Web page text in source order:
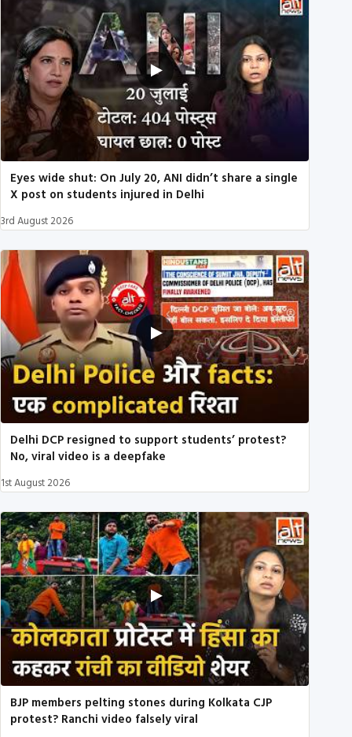
Eyes wide shut: On July 20, ANI didn’t share a single
X post on students injured in Delhi
3rd August 2026
Delhi DCP resigned to support students’ protest?
No, viral video is a deepfake
1st August 2026
BJP members pelting stones during Kolkata CJP
protest? Ranchi video falsely viral